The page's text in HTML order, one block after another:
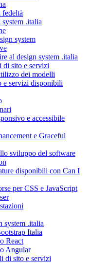
.italia
system
al design system .italia
di sito e servizi
dei modelli
e servizi disponibili
e accessibile
e Graceful
sviluppo del software
disponibili con Can I
per CSS e JavaScript
system .italia
Italia
React
Angular
di sito e servizi